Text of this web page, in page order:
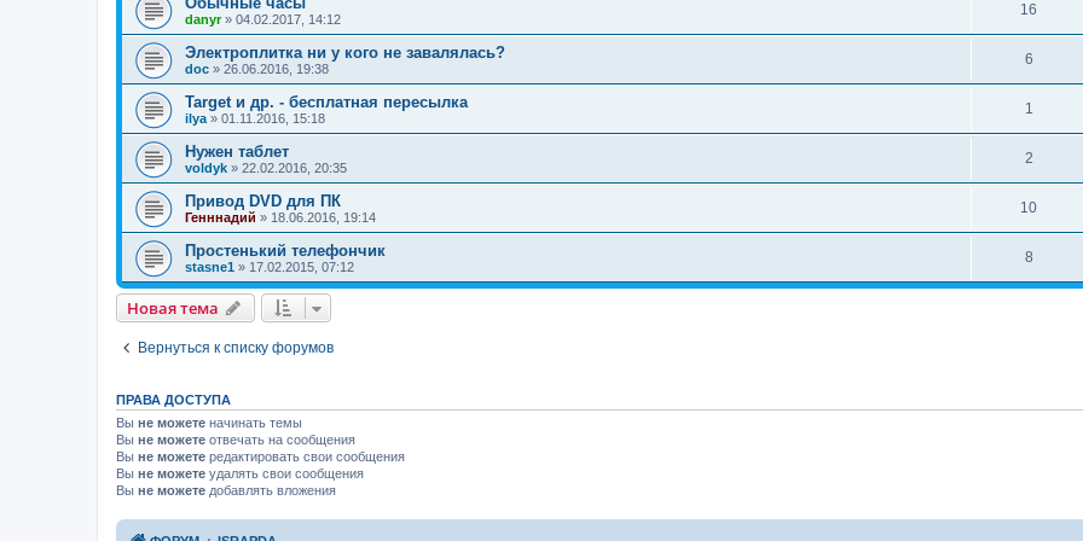
danyr» 04.02.2017, 14:12
16
Электроплитка ни у кого не завалялась?
doc » 26.06.2016, 19:38
6
Target и др. - бесплатная пересылка
ilya» 01.11.2016, 15:18
1
Нужен таблет
voldyk » 22.02.2016, 20:35
2
Привод DVD для ПК
Генннадий » 18.06.2016, 19:14
10
Простенький телефончик
stasne1 » 17.02.2015, 07:12
8
Новая тема
Новаятема
Вернуться к списку форумов
ПРАВА ДОСТУПА
Вы не можете начинать темы
Вы не можете отвечать на сообщения
Вы не можете редактировать свои сообщения
Вы не можете удалять свои сообщения
Вы не можете добавлять вложения